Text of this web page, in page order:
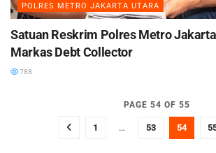
POLRES METRO JAKARTA UTARA
Satuan Reskrim Polres Metro
Markas Debt Collector
788
PAGE 54 OF 55
1 … 53 54